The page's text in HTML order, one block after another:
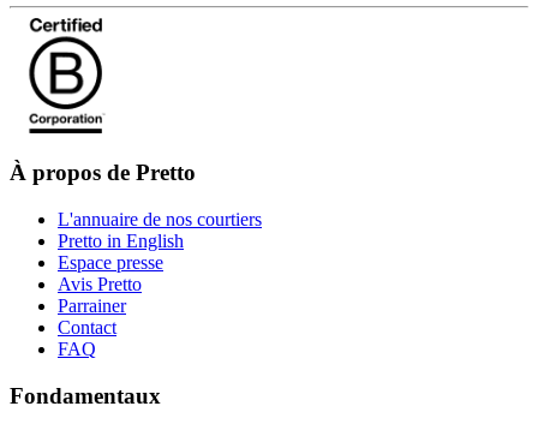
À propos de Pretto
L'annuaire de nos courtiers
Pretto in English
Espace presse
Avis Pretto
Parrainer
Contact
FAQ
Fondamentaux